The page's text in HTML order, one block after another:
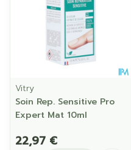
Vitry
Soin Rep. Sensitive Pro
Expert Mat 10ml
22,97 €